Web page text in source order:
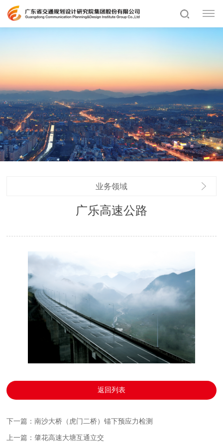
业务领域
广乐高速公路
返回列表
下一篇：南沙大桥（虎门二桥）锚下预应力检测
上一篇：肇花高速大塘互通立交